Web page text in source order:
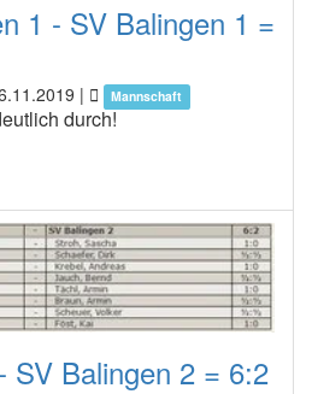
1 - SV Balingen 1 =
| Mannschaft
durch!
SV Balingen 2 = 6:2